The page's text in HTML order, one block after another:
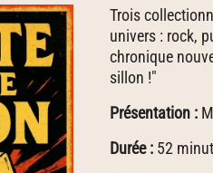
Trois
univers : rock,
chronique
sillon !"
Présentation :
Durée : 52